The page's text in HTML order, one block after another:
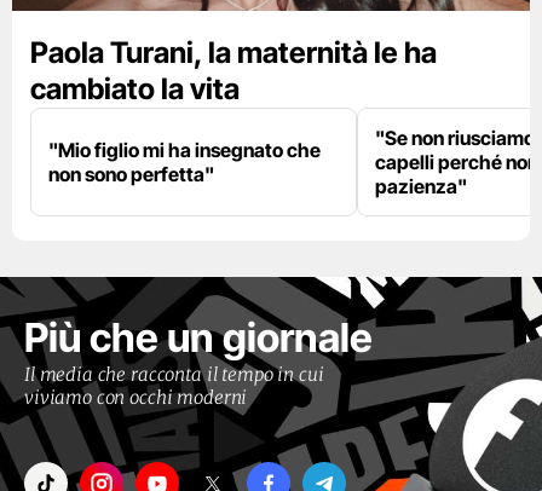
Paola Turani, la maternità le ha
cambiato la vita
"Mio figlio mi ha insegnato che
non sono perfetta"
"Se non riusciamo
capelli perché
pazienza"
Più che un giornale
Il media che racconta il tempo in cui
viviamo con occhi moderni